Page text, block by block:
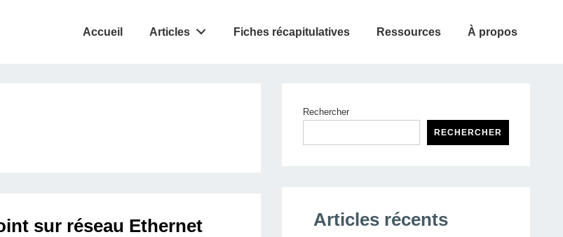
Accueil Articles Fiches récapitulatives Ressources À propos
sur réseau Ethernet
Rechercher
RECHERCHER
Articles récents